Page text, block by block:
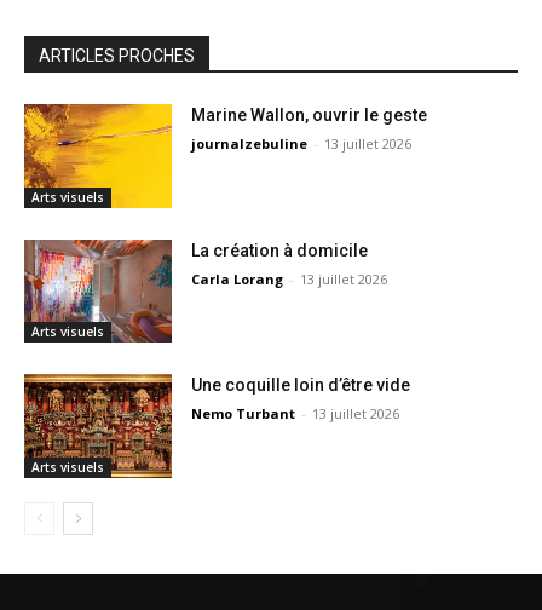
ARTICLES PROCHES
Arts visuels
Marine Wallon, ouvrir le geste
journalzebuline - 13 juillet 2026
Arts visuels
La création à domicile
Carla Lorang - 13 juillet 2026
Arts visuels
Une coquille loin d’être vide
Nemo Turbant - 13 juillet 2026